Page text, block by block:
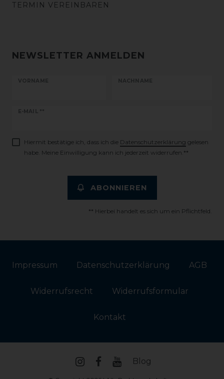
TERMIN VEREINBAREN
NEWSLETTER ANMELDEN
VORNAME NACHNAME
E-MAIL **
Newsletter
Hiermit bestätige ich, dass ich die Daten­schutz­erklärung gelesen
habe. Meine Einwilligung kann ich jederzeit widerrufen.**
ABONNIEREN
** Hierbei handelt es sich um ein Pflichtfeld.
Impressum Daten­schutz­erklärung AGB
Widerrufs­recht Widerrufs­formular
Kontakt
Blog